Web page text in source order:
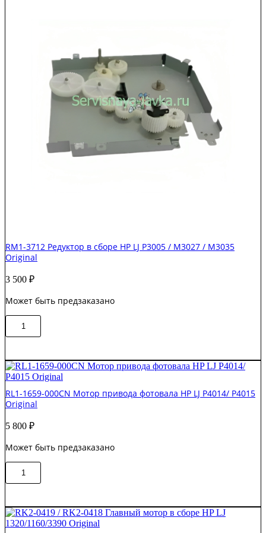
RM1-3712 Редуктор в сборе HP LJ P3005 / M3027 / M3035
Original
3 500 ₽
Может быть предзаказано
Количество
товара
Редуктор
в
сборе
HP
LJ
/
/
Original
RL1-1659-000CN Мотор привода фотовала HP LJ P4014/ P4015
Original
5 800 ₽
Может быть предзаказано
Количество
товара
000CN
Мотор
привода